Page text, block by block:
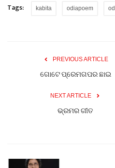
Tags: kabita odiapoem
PREVIOUS ARTICLE
ଗୋଟେ ପ୍ରେମଗପର ଛାଇ
NEXT ARTICLE
ଭ୍ରମର ଗୀତ